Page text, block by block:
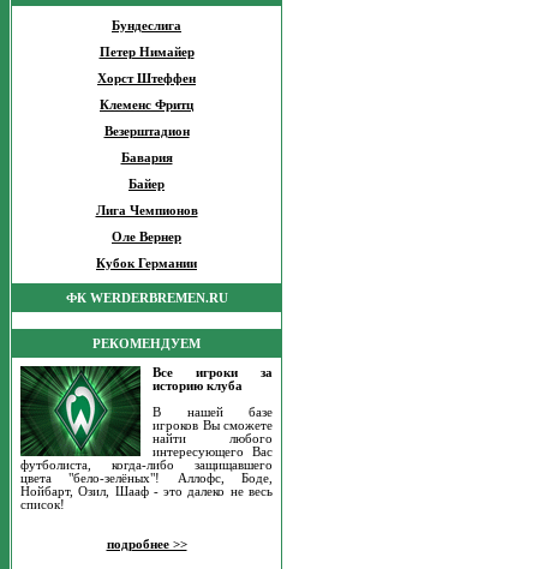
Бундеслига
Петер Нимайер
Хорст Штеффен
Клеменс Фритц
Везерштадион
Бавария
Байер
Лига Чемпионов
Оле Вернер
Кубок Германии
ФК WERDERBREMEN.RU
РЕКОМЕНДУЕМ
Все игроки за
историю клуба
В нашей базе
игроков Вы сможете
найти любого
интересующего Вас
футболиста, когда-либо защищавшего
цвета "бело-зелёных"! Аллофс, Боде,
Нойбарт, Озил, Шааф - это далеко не весь
список!
подробнее >>